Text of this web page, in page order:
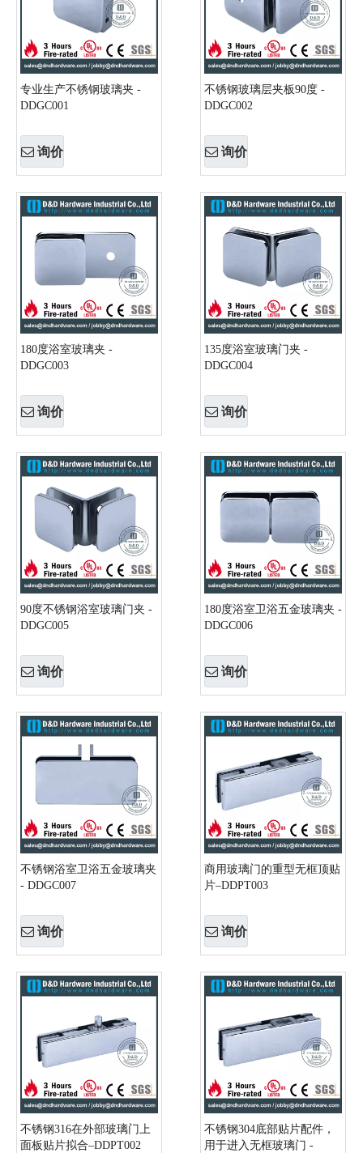
专业生产不锈钢玻璃夹 -
DDGC001
询价
不锈钢玻璃层夹板90度 -
DDGC002
询价
180度浴室玻璃夹 -
DDGC003
询价
135度浴室玻璃门夹 -
DDGC004
询价
90度不锈钢浴室玻璃门夹 -
DDGC005
询价
180度浴室卫浴五金玻璃夹 -
DDGC006
询价
不锈钢浴室卫浴五金玻璃夹
- DDGC007
询价
商用玻璃门的重型无框顶贴
片–DDPT003
询价
不锈钢316在外部玻璃门上
面板贴片拟合–DDPT002
不锈钢304底部贴片配件，
用于进入无框玻璃门 -